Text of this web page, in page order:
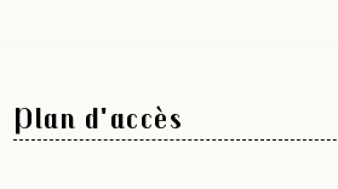
Plan d'accès